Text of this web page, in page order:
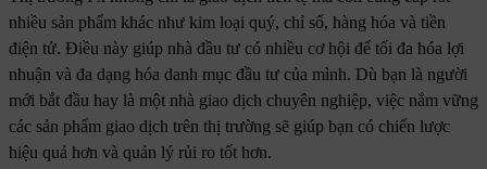
nhiều sản phẩm khác như kim loại quý, chỉ số, hàng hóa và tiền
điện tử. Điều này giúp nhà đầu tư có nhiều cơ hội để tối đa hóa lợi
nhuận và đa dạng hóa danh mục đầu tư của mình. Dù bạn là người
mới bắt đầu hay là một nhà giao dịch chuyên nghiệp, việc nắm vững
các sản phẩm giao dịch trên thị trường sẽ giúp bạn có chiến lược
hiệu quả hơn và quản lý rủi ro tốt hơn.